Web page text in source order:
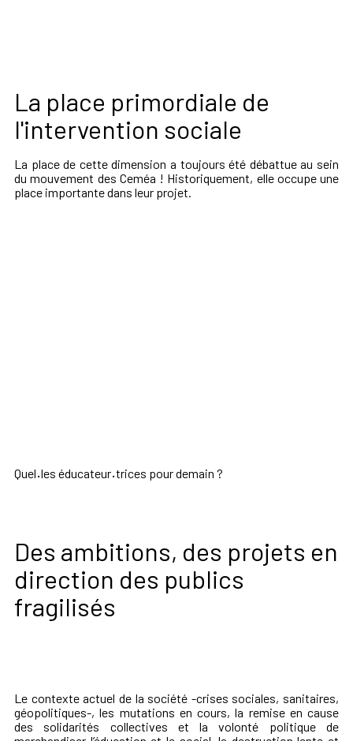
La place primordiale de
l'intervention sociale
La place de cette dimension a toujours été débattue au sein
du mouvement des Ceméa ! Historiquement, elle occupe une
place importante dans leur projet.
Quel·les éducateur·trices pour demain ?
Des ambitions, des projets en
direction des publics
fragilisés
Le contexte actuel de la société -crises sociales, sanitaires,
géopolitiques-, les mutations en cours, la remise en cause
des solidarités collectives et la volonté politique de